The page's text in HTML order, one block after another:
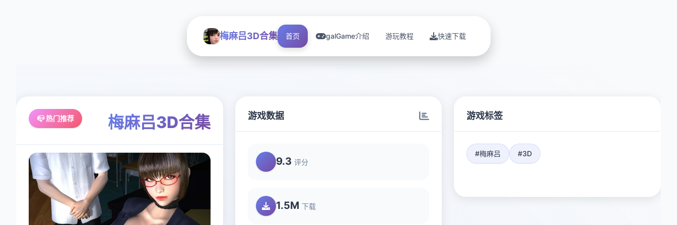
梅麻吕3D合集 首页 galGame介绍 游玩教程 快速下载
📪 热门推荐 梅麻吕3D合集 游戏数据
9.3 评分
1.5M 下载
游戏标签
#梅麻吕 #3D